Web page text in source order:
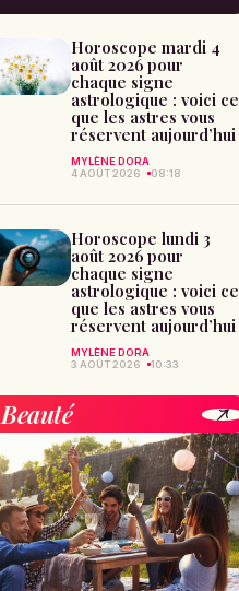
Horoscope mardi 4
août 2026 pour
chaque signe
astrologique : voici ce
que les astres vous
réservent aujourd’hui
MYLÈNE DORA
4 AOÛT 2026
08:18
Horoscope lundi 3
août 2026 pour
chaque signe
astrologique : voici ce
que les astres vous
réservent aujourd’hui
MYLÈNE DORA
3 AOÛT 2026
10:33
Beauté